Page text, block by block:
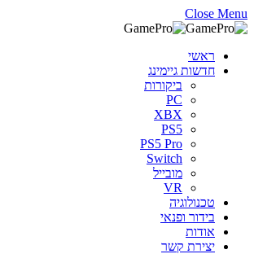
Close Menu
ראשי
חדשות גיימינג
ביקורות
PC
XBX
PS5
PS5 Pro
Switch
מובייל
VR
טכנולוגיה
בידור ופנאי
אודות
יצירת קשר